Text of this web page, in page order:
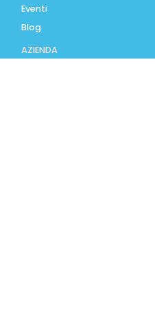
Eventi
Blog
AZIENDA